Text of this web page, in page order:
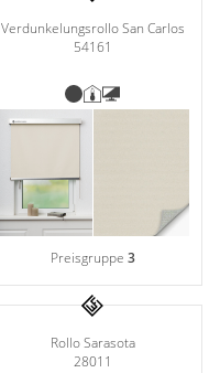
Verdunkelungsrollo San Carlos
54161
Preisgruppe 3
Rollo Sarasota
28011